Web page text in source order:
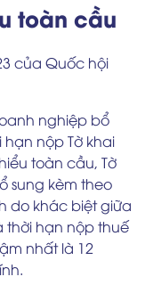
toàn cầu
của Quốc hội
nghiệp bổ
nộp Tờ khai
toàn cầu, Tờ
sung kèm theo
do khác biệt giữa
thời hạn nộp thuế
nhất là 12